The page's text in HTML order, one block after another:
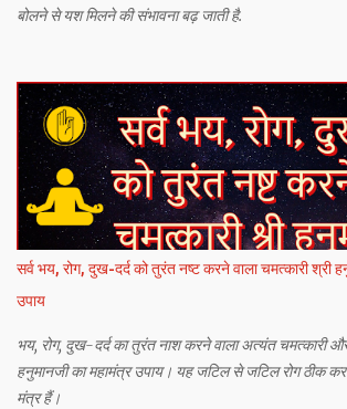
बोलने से यश मिलने की संभावना बढ़ जाती है.
सर्व भय, रोग, दुख-दर्द को तुरंत नष्ट करने वाला चमत्कारी श्री
उपाय
भय, रोग, दुख-दर्द का तुरंत नाश करने वाला अत्यंत चमत्कारी
हनुमानजी का महामंत्र उपाय। यह जटिल से जटिल रोग ठीक
मंत्र हैं।